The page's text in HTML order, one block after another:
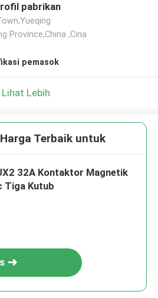
pabrikan
Province,China ,Cina
pemasok
Lihat Lebih
Terbaik untuk
32A Kontaktor Magnetik
Tiga Kutub